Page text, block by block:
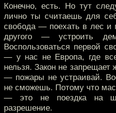
Конечно, есть. Но тут
лично ты считаешь для
свобода — поехать в лес
другого — устроить
Воспользоваться первой
— у нас не Европа, где
нельзя. Закон не
— пожары не устраивай.
не сможешь. Потому что
— это не поездка на
разрешение.